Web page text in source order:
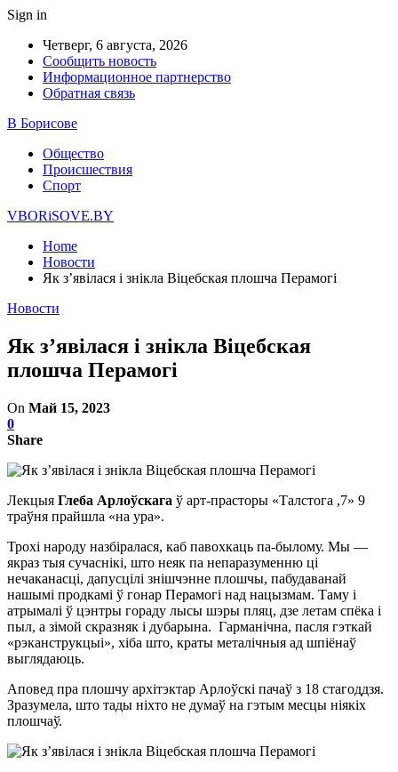
Sign in
Четверг, 6 августа, 2026
Сообщить новость
Информационное партнерство
Обратная связь
В Борисове
Общество
Происшествия
Спорт
VBORiSOVE.BY
Home
Новости
Як з’явілася і знікла Віцебская плошча Перамогі
Новости
Як з’явілася і знікла Віцебская
плошча Перамогі
On Май 15, 2023
0
Share
Лекцыя Глеба Арлоўскага ў арт-прасторы «Талстога ,7» 9
траўня прайшла «на ура».
Трохі народу назбіралася, каб павохкаць па-былому. Мы —
якраз тыя сучаснікі, што неяк па непаразуменню ці
нечаканасці, дапусцілі знішчэнне плошчы, пабудаванай
нашымі продкамі ў гонар Перамогі над нацызмам. Таму і
атрымалі ў цэнтры гораду лысы шэры пляц, дзе летам спёка і
пыл, а зімой скразняк і дубарына. Гарманічна, пасля гэткай
«рэканструкцыі», хіба што, краты металічныя ад шпіёнаў
выглядаюць.
Аповед пра плошчу архітэктар Арлоўскі пачаў з 18 стагоддзя.
Зразумела, што тады ніхто не думаў на гэтым месцы ніякіх
плошчаў.